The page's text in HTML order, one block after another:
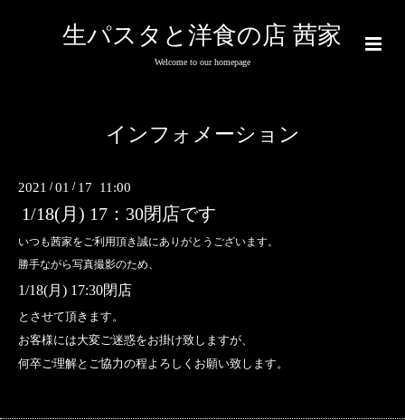
生パスタと洋食の店 茜家
Welcome to our homepage
インフォメーション
2021 /01 / 17 11:00
1/18(月) 17：30閉店です
いつも茜家をご利用頂き誠にありがとうございます。
勝手ながら写真撮影のため、
1/18(月) 17:30閉店
とさせて頂きます。
お客様には大変ご迷惑をお掛け致しますが、
何卒ご理解とご協力の程よろしくお願い致します。